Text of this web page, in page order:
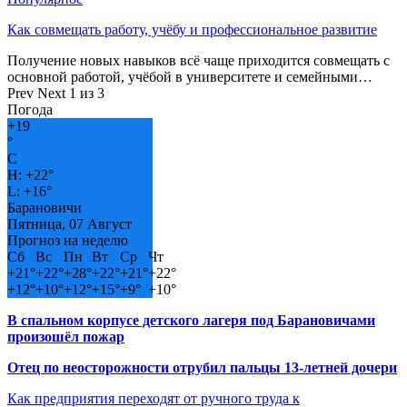
Как совмещать работу, учёбу и профессиональное развитие
Получение новых навыков всё чаще приходится совмещать с
основной работой, учёбой в университете и семейными…
Prev Next 1 из 3
Погода
+19
°
C
H: +22°
L: +16°
Барановичи
Пятница, 07 Август
Прогноз на неделю
Сб
Вс Пн Вт Ср
Чт
+21°+22°+28°+22°+21°+22°
+12°+10°+12°+15°+9° +10°
В спальном корпусе детского лагеря под Барановичами
произошёл пожар
Отец по неосторожности отрубил пальцы 13-летней дочери
Как предприятия переходят от ручного труда к